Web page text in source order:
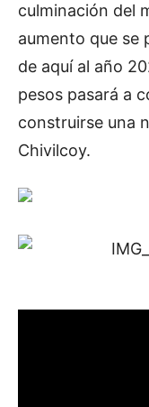
culminación del
aumento que se
de aquí al año
pesos pasará a
construirse una
Chivilcoy.